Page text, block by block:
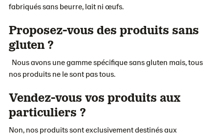
fabriqués sans beurre, lait ni œufs.
Proposez-vous des produits sans
gluten ?
Nous avons une gamme spécifique sans gluten mais, tous
nos produits ne le sont pas tous.
Vendez-vous vos produits aux
particuliers ?
Non, nos produits sont exclusivement destinés aux